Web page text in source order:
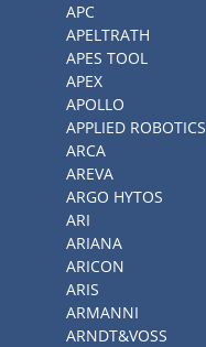
APC
APELTRATH
APES TOOL
APEX
APOLLO
APPLIED ROBOTICS
ARCA
AREVA
ARGO HYTOS
ARI
ARIANA
ARICON
ARIS
ARMANNI
ARNDT&VOSS